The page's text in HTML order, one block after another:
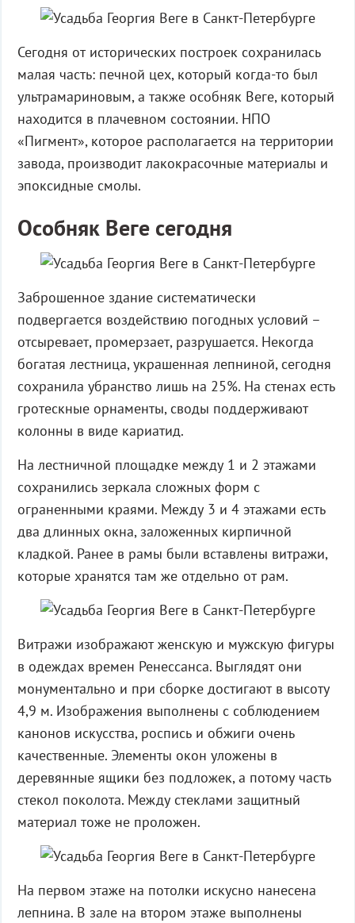
Сегодня от исторических построек сохранилась
малая часть: печной цех, который когда-то был
ультрамариновым, а также особняк Веге, который
находится в плачевном состоянии. НПО
«Пигмент», которое располагается на территории
завода, производит лакокрасочные материалы и
эпоксидные смолы.
Особняк Веге сегодня
Заброшенное здание систематически
подвергается воздействию погодных условий –
отсыревает, промерзает, разрушается. Некогда
богатая лестница, украшенная лепниной, сегодня
сохранила убранство лишь на 25%. На стенах есть
гротескные орнаменты, своды поддерживают
колонны в виде кариатид.
На лестничной площадке между 1 и 2 этажами
сохранились зеркала сложных форм с
ограненными краями. Между 3 и 4 этажами есть
два длинных окна, заложенных кирпичной
кладкой. Ранее в рамы были вставлены витражи,
которые хранятся там же отдельно от рам.
Витражи изображают женскую и мужскую фигуры
в одеждах времен Ренессанса. Выглядят они
монументально и при сборке достигают в высоту
4,9 м. Изображения выполнены с соблюдением
канонов искусства, роспись и обжиги очень
качественные. Элементы окон уложены в
деревянные ящики без подложек, а потому часть
стекол поколота. Между стеклами защитный
материал тоже не проложен.
На первом этаже на потолки искусно нанесена
лепнина. В зале на втором этаже выполнены